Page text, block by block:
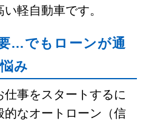
軽自動車です。
…でもローンが通
み
事をスタートするに
的なオートローン（信